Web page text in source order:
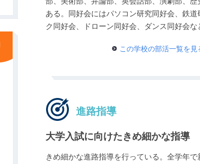
ある。同好会にはパソコン研究同好会、鉄道
ク同好会、ドローン同好会、ダンス同好会な
この学校の部活一覧を見
進路指導
大学入試に向けたきめ細かな指導
きめ細かな進路指導を行っている。全学年